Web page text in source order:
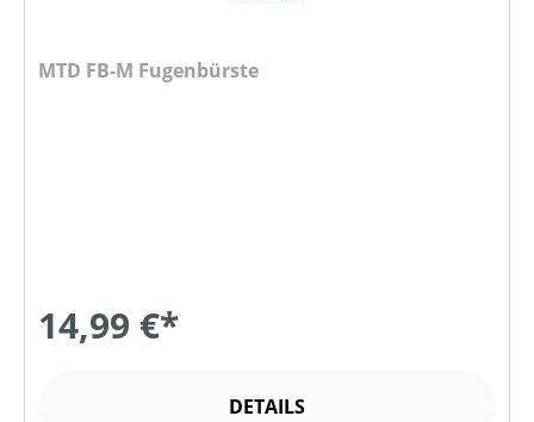
MTD FB-M Fugenbürste
14,99 €*
DETAILS